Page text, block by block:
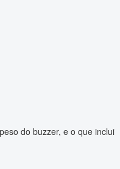
do buzzer, e o que inclui